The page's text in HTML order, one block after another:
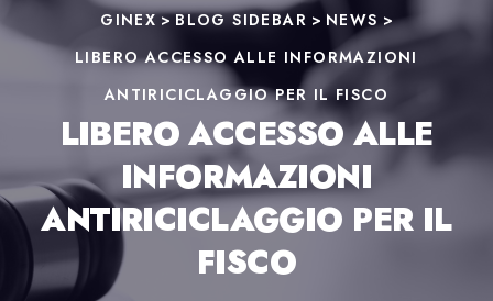
GINEX>BLOG SIDEBAR > NEWS >
LIBERO ACCESSO ALLE INFORMAZIONI
ANTIRICICLAGGIO PER IL FISCO
LIBERO ACCESSO ALLE
INFORMAZIONI
ANTIRICICLAGGIO PER IL
FISCO